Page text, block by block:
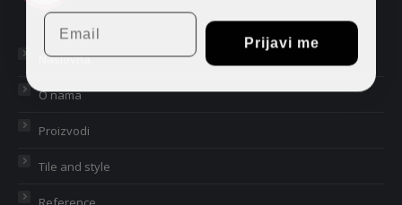
Naslovna
O nama
Proizvodi
Tile and style
Email
Prijavi me